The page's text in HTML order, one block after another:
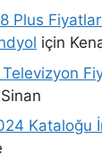
Plus
için
Sinan
Kataloğu